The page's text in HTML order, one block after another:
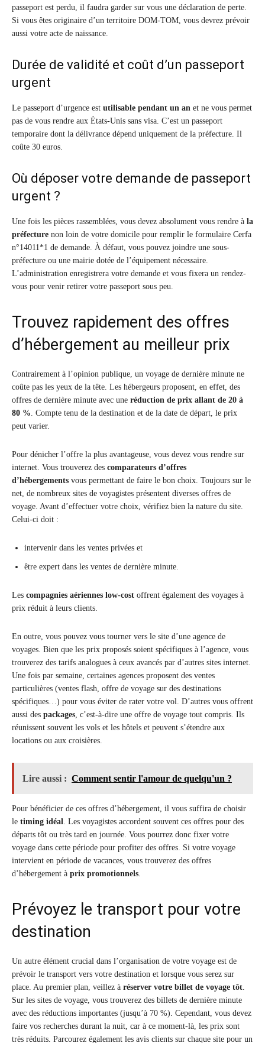
passeport est perdu, il faudra garder sur vous une déclaration de perte.
Si vous êtes originaire d’un territoire DOM-TOM, vous devrez prévoir
aussi votre acte de naissance.
Durée de validité et coût d’un passeport
urgent
Le passeport d’urgence est utilisable pendant un an et ne vous permet
pas de vous rendre aux États-Unis sans visa. C’est un passeport
temporaire dont la délivrance dépend uniquement de la préfecture. Il
coûte 30 euros.
Où déposer votre demande de passeport
urgent ?
Une fois les pièces rassemblées, vous devez absolument vous rendre à la
préfecture non loin de votre domicile pour remplir le formulaire Cerfa
n°14011*1 de demande. À défaut, vous pouvez joindre une sous-
préfecture ou une mairie dotée de l’équipement nécessaire.
L’administration enregistrera votre demande et vous fixera un rendez-
vous pour venir retirer votre passeport sous peu.
Trouvez rapidement des offres
d’hébergement au meilleur prix
Contrairement à l’opinion publique, un voyage de dernière minute ne
coûte pas les yeux de la tête. Les hébergeurs proposent, en effet, des
offres de dernière minute avec une réduction de prix allant de 20 à
80 %. Compte tenu de la destination et de la date de départ, le prix
peut varier.
Pour dénicher l’offre la plus avantageuse, vous devez vous rendre sur
internet. Vous trouverez des comparateurs d’offres
d’hébergements vous permettant de faire le bon choix. Toujours sur le
net, de nombreux sites de voyagistes présentent diverses offres de
voyage. Avant d’effectuer votre choix, vérifiez bien la nature du site.
Celui-ci doit :
intervenir dans les ventes privées et
être expert dans les ventes de dernière minute.
Les compagnies aériennes low-cost offrent également des voyages à
prix réduit à leurs clients.
En outre, vous pouvez vous tourner vers le site d’une agence de
voyages. Bien que les prix proposés soient spécifiques à l’agence, vous
trouverez des tarifs analogues à ceux avancés par d’autres sites internet.
Une fois par semaine, certaines agences proposent des ventes
particulières (ventes flash, offre de voyage sur des destinations
spécifiques…) pour vous éviter de rater votre vol. D’autres vous offrent
aussi des packages, c’est-à-dire une offre de voyage tout compris. Ils
réunissent souvent les vols et les hôtels et peuvent s’étendre aux
locations ou aux croisières.
Lire aussi : Comment sentir l'amour de quelqu'un ?
Pour bénéficier de ces offres d’hébergement, il vous suffira de choisir
le timing idéal. Les voyagistes accordent souvent ces offres pour des
départs tôt ou très tard en journée. Vous pourrez donc fixer votre
voyage dans cette période pour profiter des offres. Si votre voyage
intervient en période de vacances, vous trouverez des offres
d’hébergement à prix promotionnels.
Prévoyez le transport pour votre
destination
Un autre élément crucial dans l’organisation de votre voyage est de
prévoir le transport vers votre destination et lorsque vous serez sur
place. Au premier plan, veillez à réserver votre billet de voyage tôt.
Sur les sites de voyage, vous trouverez des billets de dernière minute
avec des réductions importantes (jusqu’à 70 %). Cependant, vous devez
faire vos recherches durant la nuit, car à ce moment-là, les prix sont
très réduits. Parcourez également les avis clients sur chaque site pour un